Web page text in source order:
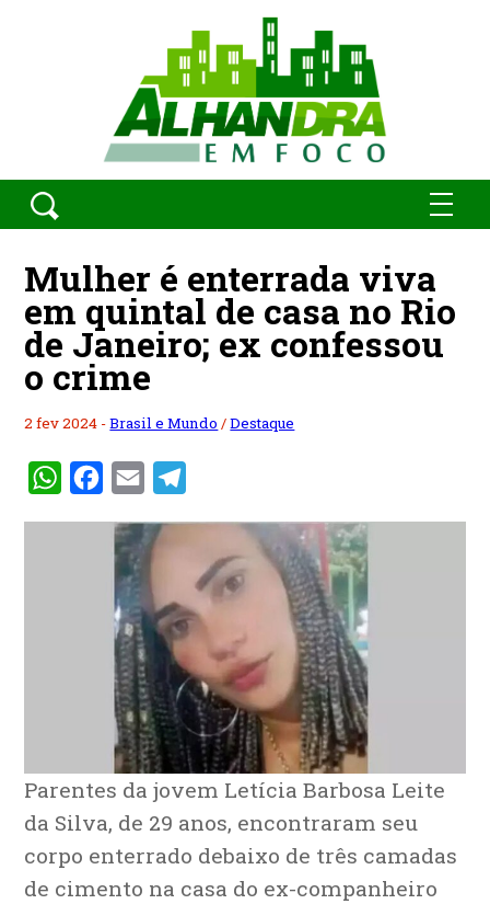
Mulher é enterrada viva
em quintal de casa no Rio
de Janeiro; ex confessou
o crime
2 fev 2024 -Brasil e Mundo /Destaque
WhatsAppFacebook
Email
Parentes da jovem Letícia Barbosa Leite
da Silva, de 29 anos, encontraram seu
corpo enterrado debaixo de três camadas
de cimento na casa do ex-companheiro